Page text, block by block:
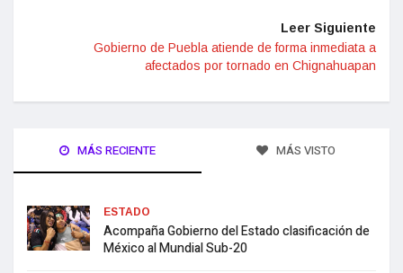
Leer Siguiente
Gobierno de Puebla atiende de forma inmediata a
afectados por tornado en Chignahuapan
MÁS RECIENTE MÁS VISTO
ESTADO
Acompaña Gobierno del Estado clasificación de
México al Mundial Sub-20